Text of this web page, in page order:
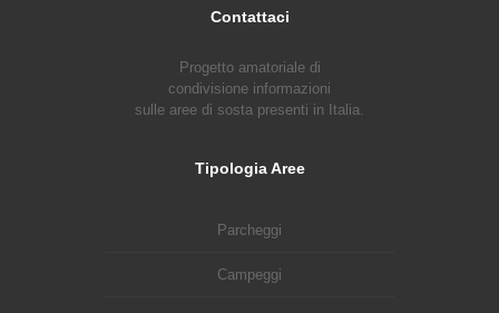
Contattaci
Progetto amatoriale di
condivisione informazioni
sulle aree di sosta presenti in Italia.
Tipologia Aree
Parcheggi
Campeggi